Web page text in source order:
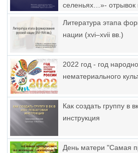
селеньях…»- отрывок
женщины
Литература этапа
нации (xvi–xvii вв.)
2022 год - год
нематериального
Как создать группу в
инструкция
День матери "Самая